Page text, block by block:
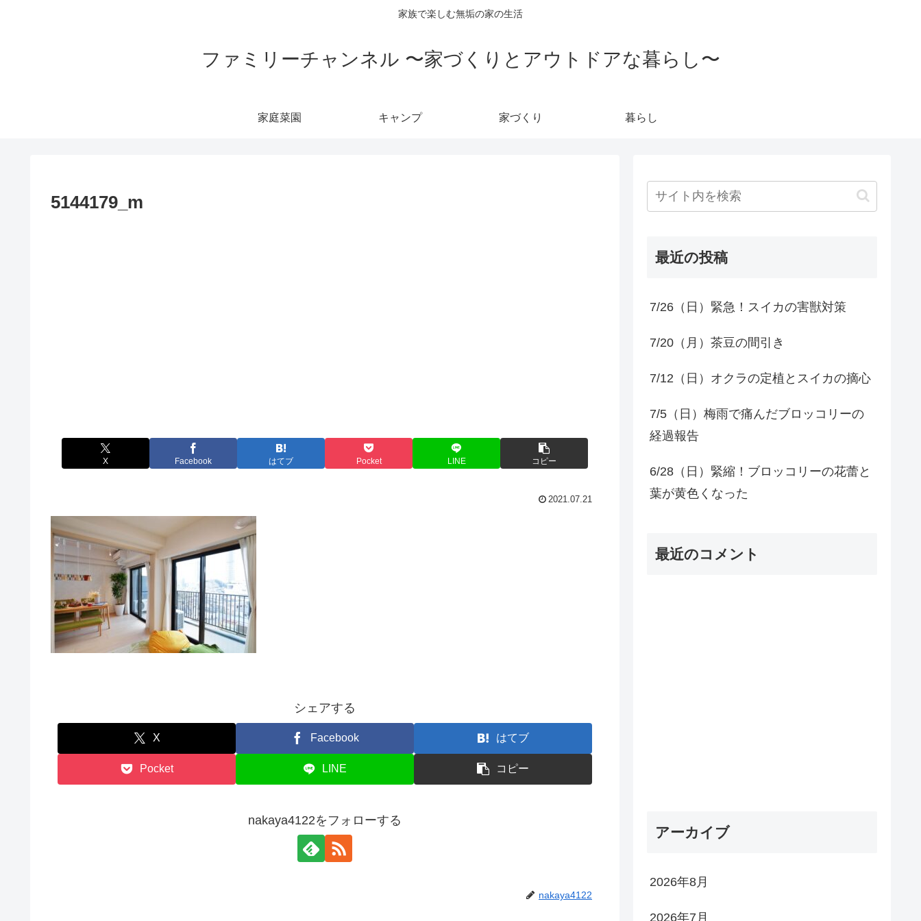
家族で楽しむ無垢の家の生活
ファミリーチャンネル 〜家づくりとアウトドアな暮らし〜
家庭菜園 キャンプ 家づくり 暮らし
5144179_m
X Facebook はてブ Pocket LINE コピー
2021.07.21
シェアする
X Facebook はてブ
Pocket LINE コピー
nakaya4122をフォローする
nakaya4122
最近の投稿
7/26（日）緊急！スイカの害獣対策
7/20（月）茶豆の間引き
7/12（日）オクラの定植とスイカの摘心
7/5（日）梅雨で痛んだブロッコリーの
経過報告
6/28（日）緊縮！ブロッコリーの花蕾と
葉が黄色くなった
最近のコメント
アーカイブ
2026年8月
2026年7月